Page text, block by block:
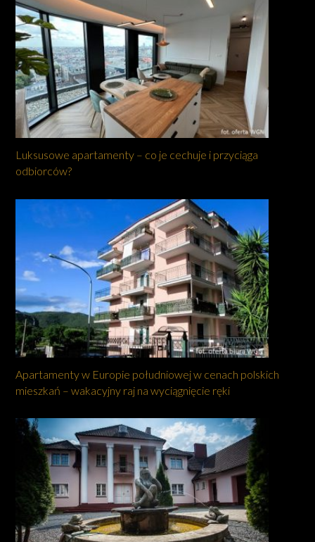
Luksusowe apartamenty – co je cechuje i przyciąga
odbiorców?
Apartamenty w Europie południowej w cenach polskich
mieszkań – wakacyjny raj na wyciągnięcie ręki